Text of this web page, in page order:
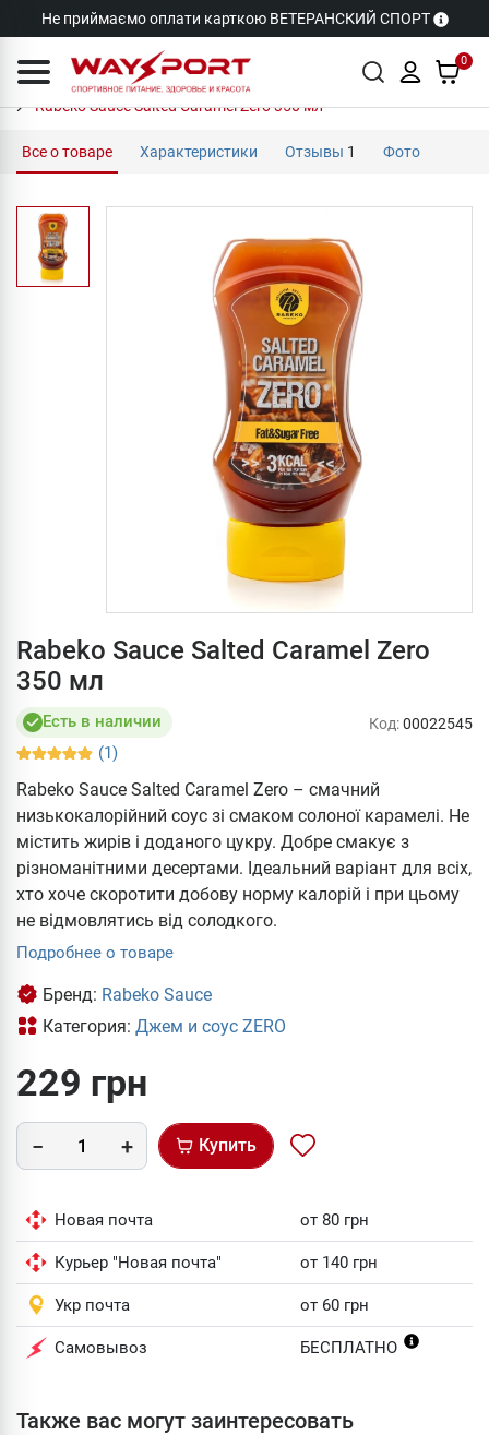
Не приймаємо оплати карткою ВЕТЕРАНСКИЙ СПОРТ
0
Rabeko Sauce Salted Caramel Zero 350 мл
Все о товаре Характеристики Отзывы 1 Фото
Rabeko Sauce Salted Caramel Zero
350 мл
Есть в наличии
(1)
Код:00022545
Rabeko Sauce Salted Caramel Zero – смачний
низькокалорійний соус зі смаком солоної карамелі. Не
містить жирів і доданого цукру. Добре смакує з
різноманітними десертами. Ідеальний варіант для всіх,
хто хоче скоротити добову норму калорій і при цьому
не відмовлятись від солодкого.
Подробнее о товаре
Бренд: Rabeko Sauce
Категория: Джем и соус ZERO
229 грн
Купить
Новая почта от 80 грн
Курьер "Новая почта" от 140 грн
Укр почта от 60 грн
Самовывоз БЕСПЛАТНО
Также вас могут заинтересовать